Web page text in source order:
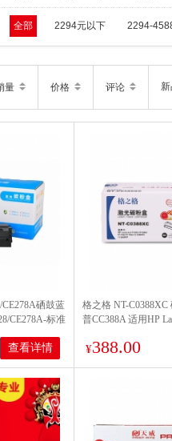
全部 2294元以下 2294-
量 价格 评论
硒鼓蓝
CE278A-标准
查看详情
格之格 NT-
普CC388A 适用HP
¥388.00